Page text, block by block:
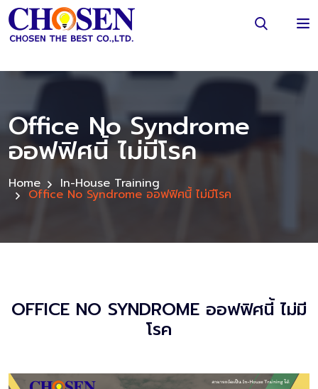
Office No Syndrome
ออฟฟิศนี้ ไม่มีโรค
Home In-House Training
Office No Syndrome ออฟฟิศนี้ ไม่มีโรค
OFFICE NO SYNDROME ออฟฟิศนี้ ไม่มี
โรค